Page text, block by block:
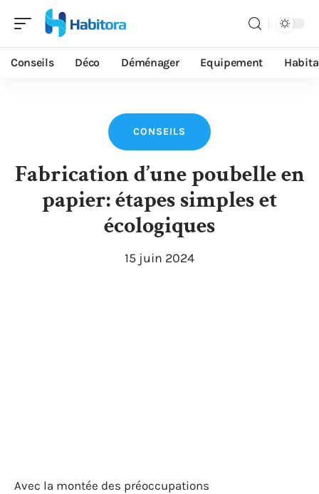
Conseils Déco Déménager Equipement
CONSEILS
Fabrication d’une poubelle en
papier: étapes simples et
écologiques
15 juin 2024
Avec la montée des préoccupations